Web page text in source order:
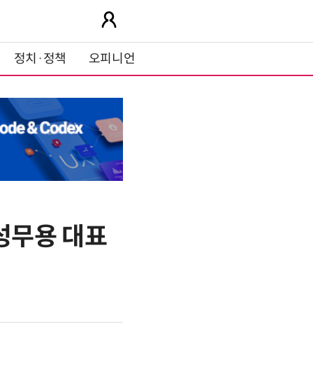
정치·정책 오피니언
무용 대표